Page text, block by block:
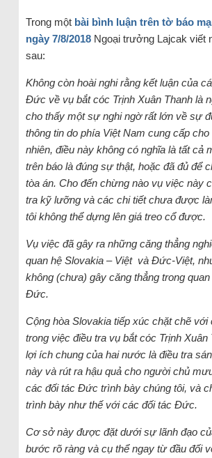
Trong một bài bình luận trên tờ báo
ngày 7/8/2018Ngoại trưởng Lajcak viết
sau:
Không còn hoài nghi rằng kết luận của
Đức về vụ bắt cóc Trịnh Xuân Thanh là
cho thấy một sự nghi ngờ rất lớn về sự
thông tin do phía Việt Nam cung cấp cho
nhiên, điều này không có nghĩa là tất cả
trên báo là đúng sự thật, hoặc đã đủ để
tòa án. Cho đến chừng nào vụ việc này
tra kỹ lưỡng và các chi tiết chưa được
tôi không thể dựng lên giá treo cổ được.
Vụ việc đã gây ra những căng thẳng
quan hệ Slovakia – Việt và Đức-Việt,
không (chưa) gây căng thẳng trong
Đức.
Cộng hòa Slovakia tiếp xúc chặt chẽ
trong việc điều tra vụ bắt cóc Trịnh Xuân
lợi ích chung của hai nước là điều tra
này và rút ra hậu quả cho người chủ
các đối tác Đức trình bày chúng tôi, và
trình bày như thế với các đối tác Đức.
Cơ sở này được đặt dưới sự lãnh đạo
bước rõ ràng và cụ thể ngay từ đầu đối